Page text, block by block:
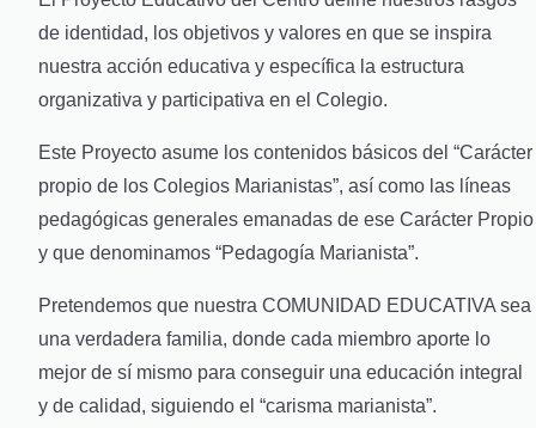
de identidad, los objetivos y valores en que se inspira
nuestra acción educativa y específica la estructura
organizativa y participativa en el Colegio.
Este Proyecto asume los contenidos básicos del “Carácter
propio de los Colegios Marianistas”, así como las líneas
pedagógicas generales emanadas de ese Carácter Propio
y que denominamos “Pedagogía Marianista”.
Pretendemos que nuestra COMUNIDAD EDUCATIVA sea
una verdadera familia, donde cada miembro aporte lo
mejor de sí mismo para conseguir una educación integral
y de calidad, siguiendo el “carisma marianista”.